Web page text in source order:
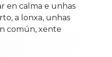
en calma e unhas
a lonxa, unhas
común, xente